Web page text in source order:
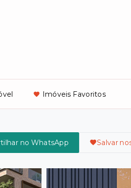
Imóveis Favoritos
no WhatsApp Salvar